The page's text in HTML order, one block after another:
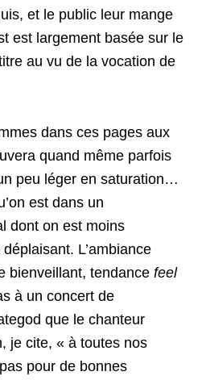
et le public leur mange
est largement basée sur le
au vu de la vocation de
dans ces pages aux
quand même parfois
peu léger en saturation…
est dans un
dont on est moins
L’ambiance
bienveillant, tendance feel
à un concert de
que le chanteur
je cite, « à toutes nos
pour de bonnes